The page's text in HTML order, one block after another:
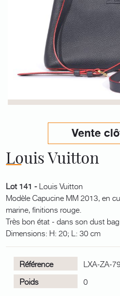
Vente
Louis Vuitton
Lot 141 - Louis Vuitton
Modèle Capucine MM 2013, en
marine, finitions rouge.
Très bon état - dans son dust bag
Dimensions: H: 20; L: 30 cm
Référence
LXA-ZA-
Poids
0